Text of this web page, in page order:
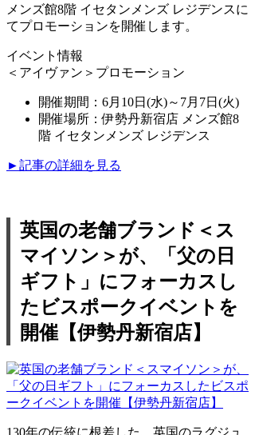
メンズ館8階 イセタンメンズ レジデンスに
てプロモーションを開催します。
イベント情報
＜アイヴァン＞プロモーション
開催期間：6月10日(水)～7月7日(火)
開催場所：伊勢丹新宿店 メンズ館8
階 イセタンメンズ レジデンス
►記事の詳細を見る
英国の老舗ブランド＜ス
マイソン＞が、「父の日
ギフト」にフォーカスし
たビスポークイベントを
開催【伊勢丹新宿店】
130年の伝統に根差した、英国のラグジュ